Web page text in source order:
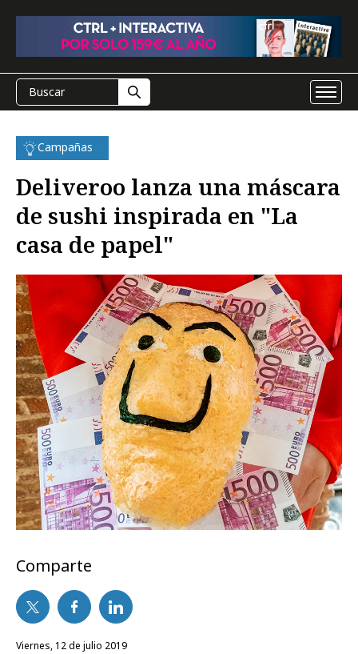
Campañas
Deliveroo lanza una máscara
de sushi inspirada en "La
casa de papel"
Comparte
viernes, 12 de julio 2019